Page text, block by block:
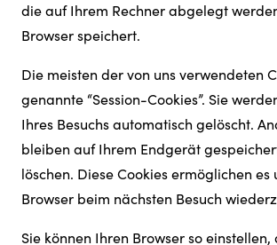
die auf Ihrem Rechner abgelegt
Browser speichert.
Die meisten der von uns verwendeten
genannte “Session-Cookies”. Sie
Ihres Besuchs automatisch gelöscht.
bleiben auf Ihrem Endgerät
löschen. Diese Cookies ermöglichen es
Browser beim nächsten Besuch
Sie können Ihren Browser so einstellen,